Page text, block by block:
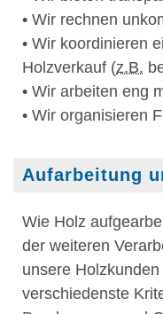
• Wir rechnen
• Wir koordinieren
Holzverkauf (z.B.
• Wir arbeiten eng
• Wir organisieren
Aufarbeitung
Wie Holz
der weiteren
unsere
verschiedenste